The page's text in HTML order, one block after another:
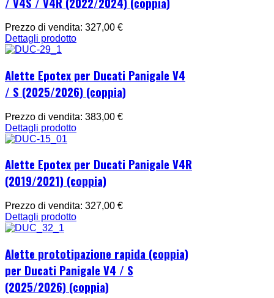
Prezzo di vendita: 327,00 €
Dettagli prodotto
Alette Epotex per Ducati Panigale V4
/ S (2025/2026) (coppia)
Prezzo di vendita: 383,00 €
Dettagli prodotto
Alette Epotex per Ducati Panigale V4R
(2019/2021) (coppia)
Prezzo di vendita: 327,00 €
Dettagli prodotto
Alette prototipazione rapida (coppia)
per Ducati Panigale V4 / S
(2025/2026) (coppia)